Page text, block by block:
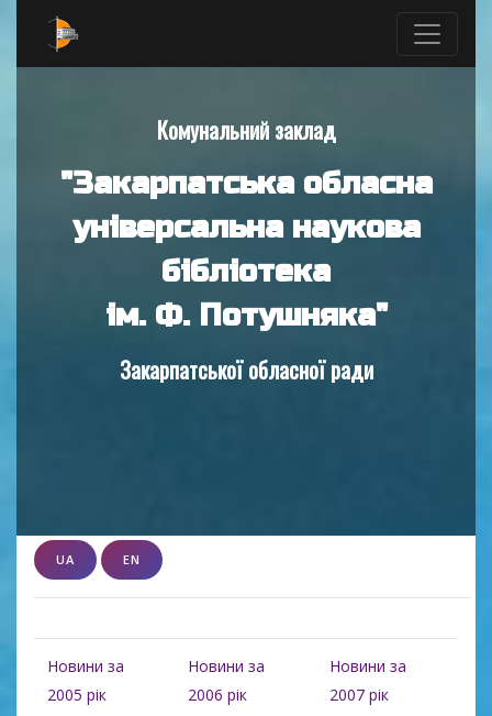
Комунальний заклад
"Закарпатська обласна
універсальна наукова
бібліотека
ім. Ф. Потушняка"
Закарпатської обласної ради
UA EN
Новини за
2005 рік
Новини за
2006 рік
Новини за
2007 рік